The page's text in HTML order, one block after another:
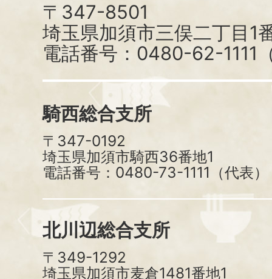
〒347-8501
埼玉県加須市三俣二丁目1
電話番号：0480-62-1111
騎西総合支所
〒347-0192
埼玉県加須市騎西36番地1
電話番号：0480-73-1111（代表）
北川辺総合支所
〒349-1292
埼玉県加須市麦倉1481番地1